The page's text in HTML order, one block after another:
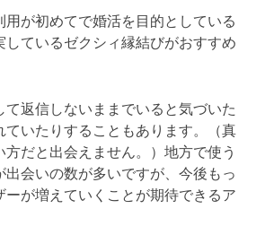
が初めてで婚活を目的としている
ているゼクシィ縁結びがおすすめ
返信しないままでいると気づいた
ていたりすることもあります。（真
だと出会えません。）地方で使う
出会いの数が多いですが、今後もっ
ーが増えていくことが期待できるア